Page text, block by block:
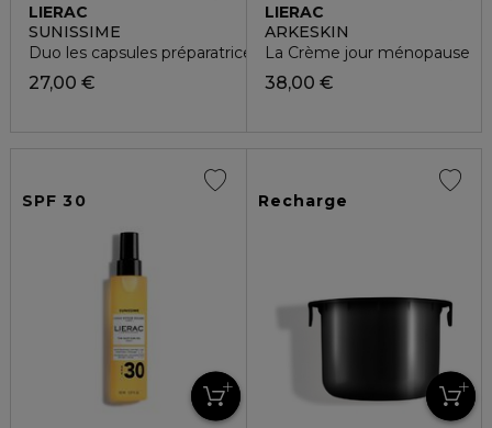
LIERAC
SUNISSIME
Duo les capsules préparatrices
27,00 €
LIERAC
ARKESKIN
La Crème jour ménopause
38,00 €
SPF 30 Recharge